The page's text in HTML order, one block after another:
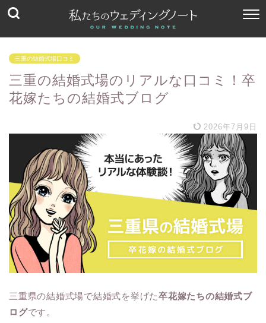
三重の結婚式場口コミ
三重の結婚式場のリアルな口コミ！卒
花嫁たちの結婚式ブログ
2026年7月9日
三重県の結婚式場で結婚式を挙げた卒花嫁たちの結婚式ブ
ログです。